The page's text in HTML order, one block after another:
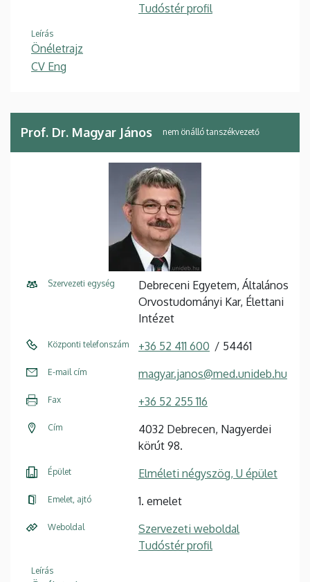
Tudóstér profil
Leírás
Önéletrajz
CV Eng
Prof. Dr. Magyar János nem önálló tanszékvezető
Szervezeti egység
Debreceni Egyetem, Általános
Orvostudományi Kar, Élettani
Intézet
Központi telefonszám +36 52 411 600 54461
E-mail cím magyar.janos@med.unideb.hu
Fax +36 52 255 116
Cím
4032 Debrecen, Nagyerdei
körút 98.
Épület Elméleti négyszög, U épület
Emelet, ajtó 1. emelet
Weboldal
Szervezeti weboldal
Tudóstér profil
Leírás